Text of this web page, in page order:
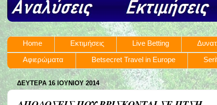
Home Εκτιμήσεις Live Betting
Αφιερώματα
Betsecret Travel in Europe
ΔΕΥΤΈΡΑ 16 ΙΟΥΝΊΟΥ 2014